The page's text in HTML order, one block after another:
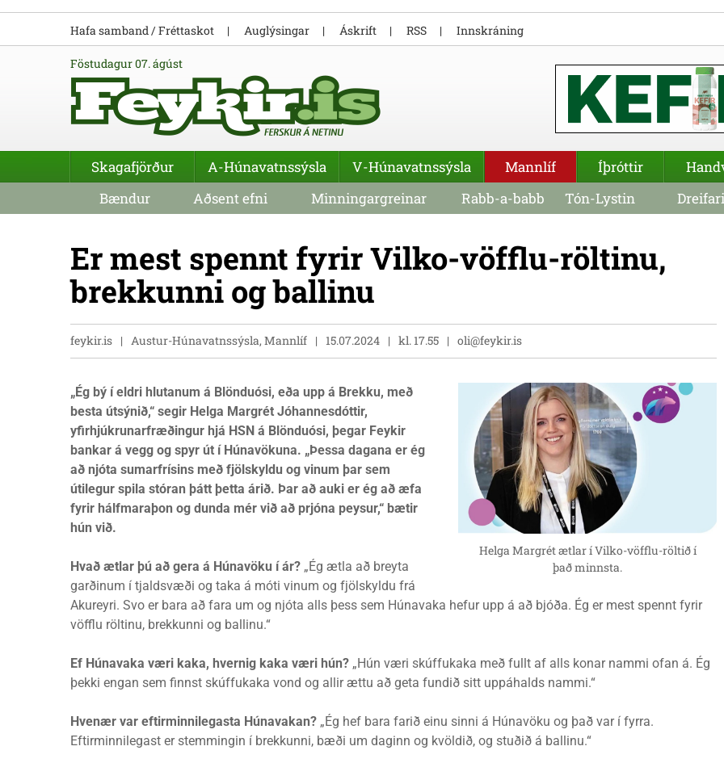
föstudagur 07. ágúst
Er mest spennt fyrir Vilko-vöfflu-röltinu,
brekkunni og ballinu
feykir.is Austur-Húnavatnssýsla, Mannlíf 15.07.2024 kl. 17.55 oli@feykir.is
Helga Margrét ætlar í Vilko-vöfflu-röltið í
það minnsta.
„Ég bý í eldri hlutanum á Blönduósi, eða upp á Brekku, með
besta útsýnið,“ segir Helga Margrét Jóhannesdóttir,
yfirhjúkrunarfræðingur hjá HSN á Blönduósi, þegar Feykir
bankar á vegg og spyr út í Húnavökuna. „Þessa dagana er ég
að njóta sumarfrísins með fjölskyldu og vinum þar sem
útilegur spila stóran þátt þetta árið. Þar að auki er ég að æfa
fyrir hálfmaraþon og dunda mér við að prjóna peysur,“ bætir
hún við.
Hvað ætlar þú að gera á Húnavöku í ár? „Ég ætla að breyta
garðinum í tjaldsvæði og taka á móti vinum og fjölskyldu frá
Akureyri. Svo er bara að fara um og njóta alls þess sem Húnavaka hefur upp á að bjóða. Ég er mest spennt fyrir
vöfflu röltinu, brekkunni og ballinu.“
Ef Húnavaka væri kaka, hvernig kaka væri hún? „Hún væri skúffukaka með fullt af alls konar nammi ofan á. Ég
þekki engan sem finnst skúffukaka vond og allir ættu að geta fundið sitt uppáhalds nammi.“
Hvenær var eftirminnilegasta Húnavakan? „Ég hef bara farið einu sinni á Húnavöku og það var í fyrra.
Eftirminnilegast er stemmingin í brekkunni, bæði um daginn og kvöldið, og stuðið á ballinu.“
Hafa samband / Fréttaskot Auglýsingar Áskrift RSS Innskráning
Skagafjörður A-Húnavatnssýsla V-Húnavatnssýsla Mannlíf Íþróttir
Bændur
Aðsent efni Minningargreinar Rabb-a-babb Tón-Lystin